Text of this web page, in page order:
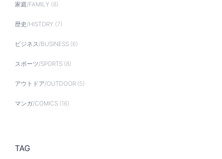
家庭/FAMILY (8)
歴史/HISTORY (7)
ビジネス/BUSINESS (6)
スポーツ/SPORTS (8)
アウトドア/OUTDOOR (5)
マンガ/COMICS (16)
TAG